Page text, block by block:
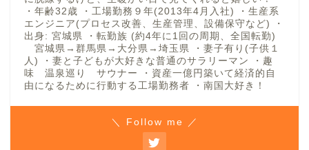
・年齢32歳 ・工場勤務９年(2013年4月入社) ・生産系
エンジニア(プロセス改善、生産管理、設備保守など) ・
出身: 宮城県 ・転勤族 (約4年に1回の周期、全国転勤)
宮城県→群馬県→大分県→埼玉県 ・妻子有り(子供１
人) ・妻と子どもが大好きな普通のサラリーマン ・趣
味 温泉巡り サウナー ・資産一億円築いて経済的自
由になるために行動する工場勤務者 ・南国大好き！
＼ Follow me ／